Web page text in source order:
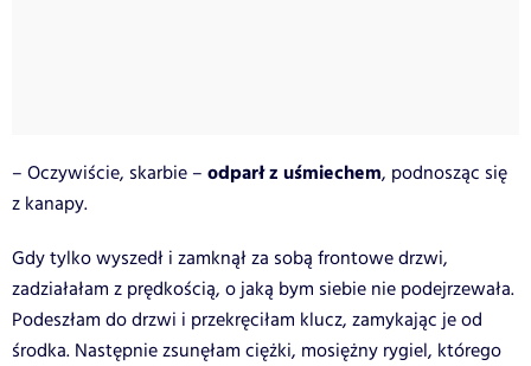
– Oczywiście, skarbie – odparł z uśmiechem, podnosząc się
z kanapy.
Gdy tylko wyszedł i zamknął za sobą frontowe drzwi,
zadziałałam z prędkością, o jaką bym siebie nie podejrzewała.
Podeszłam do drzwi i przekręciłam klucz, zamykając je od
środka. Następnie zsunęłam ciężki, mosiężny rygiel, którego